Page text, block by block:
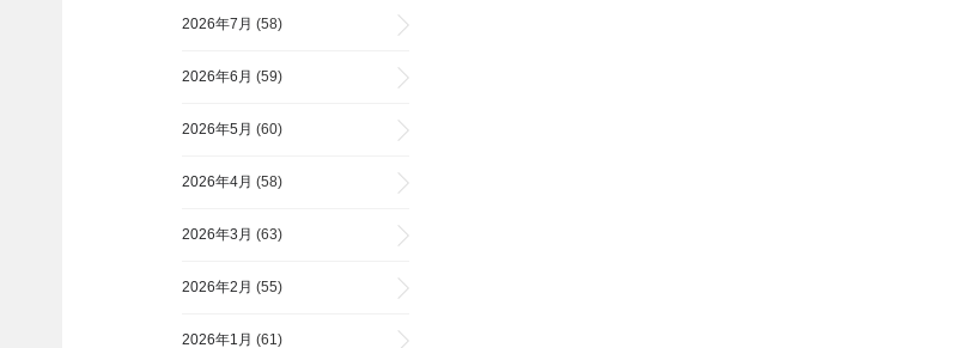
2026年7月 (58)
2026年6月 (59)
2026年5月 (60)
2026年4月 (58)
2026年3月 (63)
2026年2月 (55)
2026年1月 (61)